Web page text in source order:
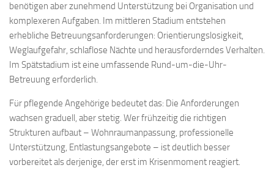
benötigen aber zunehmend Unterstützung bei Organisation und
komplexeren Aufgaben. Im mittleren Stadium entstehen
erhebliche Betreuungsanforderungen: Orientierungslosigkeit,
Weglaufgefahr, schlaflose Nächte und herausforderndes Verhalten.
Im Spätstadium ist eine umfassende Rund-um-die-Uhr-
Betreuung erforderlich.
Für pflegende Angehörige bedeutet das: Die Anforderungen
wachsen graduell, aber stetig. Wer frühzeitig die richtigen
Strukturen aufbaut – Wohnraumanpassung, professionelle
Unterstützung, Entlastungsangebote – ist deutlich besser
vorbereitet als derjenige, der erst im Krisenmoment reagiert.